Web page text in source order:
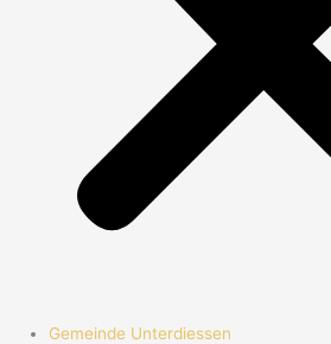
Gemeinde Unterdiessen